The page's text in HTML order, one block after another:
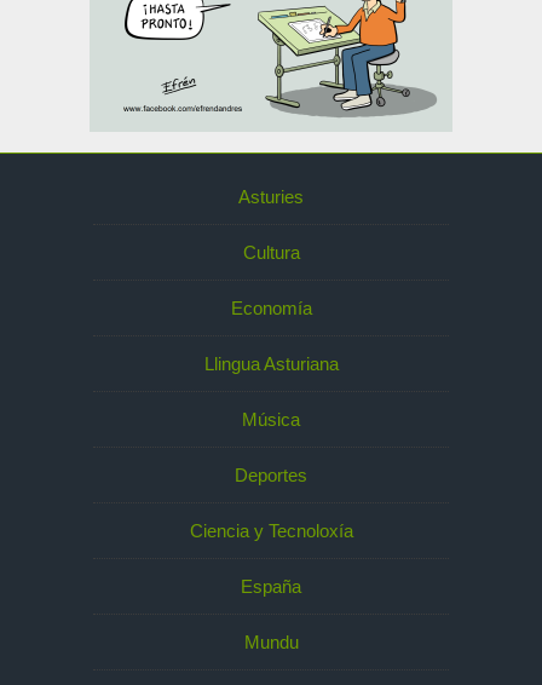
Asturies
Cultura
Economía
Llingua Asturiana
Música
Deportes
Ciencia y Tecnoloxía
España
Mundu